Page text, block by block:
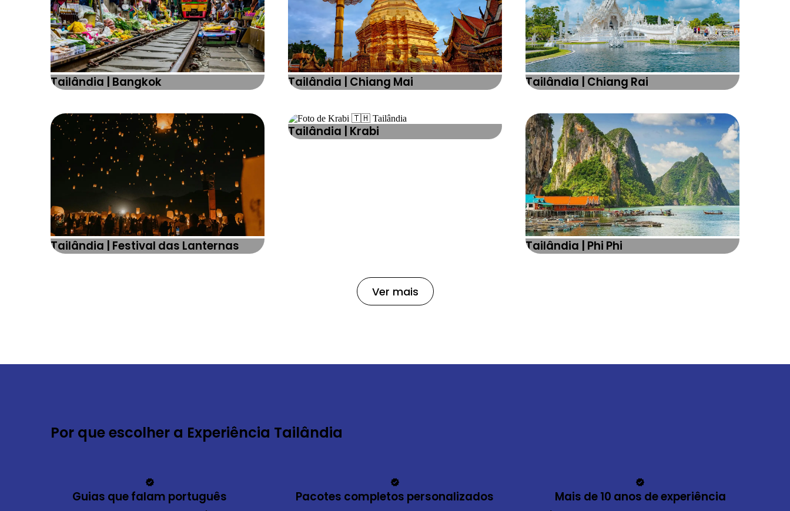
Tailândia | Bangkok Tailândia | Chiang Mai Tailândia | Chiang Rai
Tailândia | Festival das Lanternas
Tailândia | Krabi
Tailândia | Phi Phi
Ver mais
Por que escolher a Experiência Tailândia
Guias que falam português Pacotes completos personalizados Mais de 10 anos de experiência